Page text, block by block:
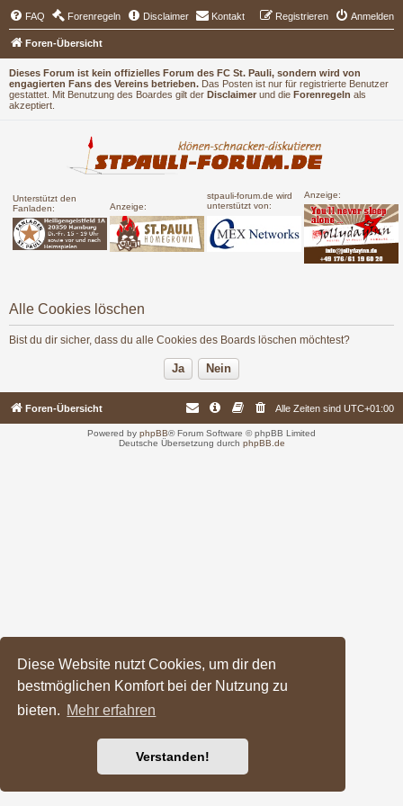
Diese Website nutzt Cookies, um dir den
bestmöglichen Komfort bei der Nutzung zu
bieten. Mehr erfahren
Verstanden!
Dieses Forum ist kein offizielles Forum des FC St. Pauli, sondern wird von
engagierten Fans des Vereins betrieben. Das Posten ist nur für registrierte Benutzer
gestattet. Mit Benutzung des Boardes gilt der Disclaimer und die Forenregeln als
akzeptiert.
Unterstützt den
Fanladen:
Anzeige:
stpauli-forum.de wird
unterstützt von:
Anzeige:
FAQ Forenregeln Disclaimer Kontakt Anmelden
Registrieren
Foren-Übersicht
Alle Cookies löschen
Bist du dir sicher, dass du alle Cookies des Boards löschen möchtest?
Foren-Übersicht Alle Zeiten sind UTC+01:00
Powered by phpBB® Forum Software © phpBB Limited
Deutsche Übersetzung durch phpBB.de